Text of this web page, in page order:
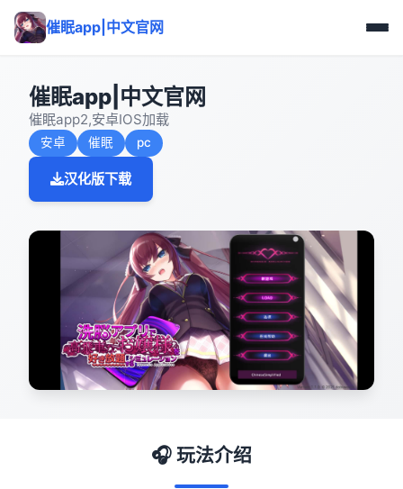
催眠app|中文官网
催眠app|中文官网
催眠app2,安卓IOS加载
安卓 催眠 pc
汉化版下载
🎧 玩法介绍